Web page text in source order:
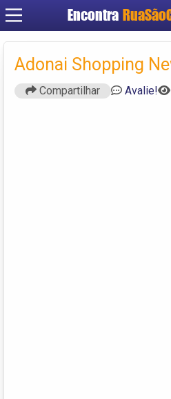
Encontra
Criar
Adonai Shopping
Compartilhar Avalie!